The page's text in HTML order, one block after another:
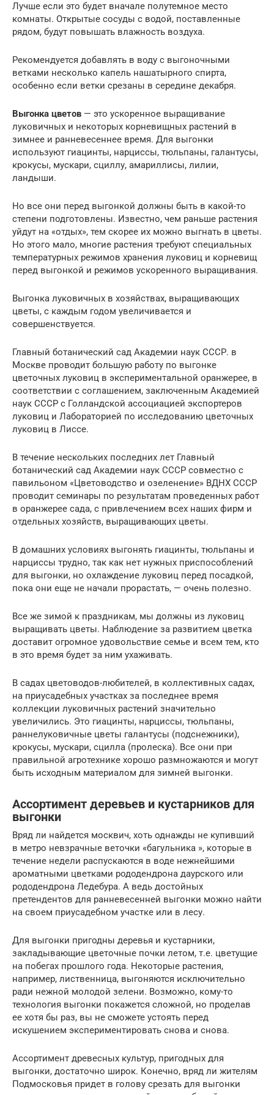
Лучше если это будет вначале полутемное место
комнаты. Открытые сосуды с водой, поставленные
рядом, будут повышать влажность воздуха.
Рекомендуется добавлять в воду с выгоночными
ветками несколько капель нашатырного спирта,
особенно если ветки срезаны в середине декабря.
Выгонка цветов — это ускоренное выращивание
луковичных и некоторых корневищных растений в
зимнее и ранневесеннее время. Для выгонки
используют гиацинты, нарциссы, тюльпаны, галантусы,
крокусы, мускари, сциллу, амариллисы, лилии,
ландыши.
Но все они перед выгонкой должны быть в какой-то
степени подготовлены. Известно, чем раньше растения
уйдут на «отдых», тем скорее их можно выгнать в цветы.
Но этого мало, многие растения требуют специальных
температурных режимов хранения луковиц и корневищ
перед выгонкой и режимов ускоренного выращивания.
Выгонка луковичных в хозяйствах, выращивающих
цветы, с каждым годом увеличивается и
совершенствуется.
Главный ботанический сад Академии наук СССР. в
Москве проводит большую работу по выгонке
цветочных луковиц в экспериментальной оранжерее, в
соответствии с соглашением, заключенным Академией
наук СССР с Голландской ассоциацией экспортеров
луковиц и Лабораторией по исследованию цветочных
луковиц в Лиссе.
В течение нескольких последних лет Главный
ботанический сад Академии наук СССР совместно с
павильоном «Цветоводство и озеленение» ВДНХ СССР
проводит семинары по результатам проведенных работ
в оранжерее сада, с привлечением всех наших фирм и
отдельных хозяйств, выращивающих цветы.
В домашних условиях выгонять гиацинты, тюльпаны и
нарциссы трудно, так как нет нужных приспособлений
для выгонки, но охлаждение луковиц перед посадкой,
пока они еще не начали прорастать, — очень полезно.
Все же зимой к праздникам, мы должны из луковиц
выращивать цветы. Наблюдение за развитием цветка
доставит огромное удовольствие семье и всем тем, кто
в это время будет за ним ухаживать.
В садах цветоводов-любителей, в коллективных садах,
на приусадебных участках за последнее время
коллекции луковичных растений значительно
увеличились. Это гиацинты, нарциссы, тюльпаны,
раннелуковичные цветы галантусы (подснежники),
крокусы, мускари, сцилла (пролеска). Все они при
правильной агротехнике хорошо размножаются и могут
быть исходным материалом для зимней выгонки.
Ассортимент деревьев и кустарников для
выгонки
Вряд ли найдется москвич, хоть однажды не купивший
в метро невзрачные веточки «багульника », которые в
течение недели распускаются в воде нежнейшими
ароматными цветками рододендрона даурского или
рододендрона Ледебура. А ведь достойных
претендентов для ранневесенней выгонки можно найти
на своем приусадебном участке или в лесу.
Для выгонки пригодны деревья и кустарники,
закладывающие цветочные почки летом, т.е. цветущие
на побегах прошлого года. Некоторые растения,
например, лиственница, выгоняются исключительно
ради нежной молодой зелени. Возможно, кому-то
технология выгонки покажется сложной, но проделав
ее хотя бы раз, вы не сможете устоять перед
искушением экспериментировать снова и снова.
Ассортимент древесных культур, пригодных для
выгонки, достаточно широк. Конечно, вряд ли жителям
Подмосковья придет в голову срезать для выгонки